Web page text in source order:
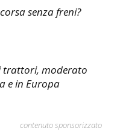
senza freni?
moderato
e in Europa
contenuto sponsorizzato